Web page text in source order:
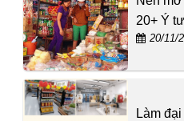
20+ Ý
20/11/
Làm